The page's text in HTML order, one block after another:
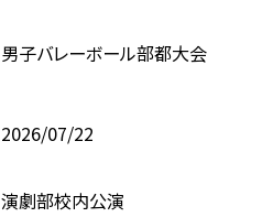
男子バレーボール部都大会
2026/07/22
演劇部校内公演